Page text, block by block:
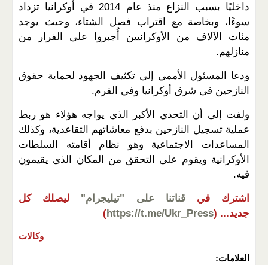
داخليًا بسبب النزاع منذ عام 2014 في أوكرانيا تزداد
سوءًا، وبخاصة مع اقتراب فصل الشتاء، وحيث يوجد
مئات الآلاف من الأوكرانيين أُجبروا على الفرار من
منازلهم.
ودعا المسئول الأممي إلى تكثيف الجهود لحماية حقوق
النازحين فى شرق أوكرانيا وفي القرم.
ولفت إلى أن التحدي الأكبر الذي يواجه هؤلاء هو ربط
عملية تسجيل النازحين بدفع معاشاتهم التقاعدية، وكذلك
المساعدات الاجتماعية وهو نظام أقامته السلطات
الأوكرانية ويقوم على التحقق من المكان الذى يقيمون
فيه.
اشترك في قناتنا على "تيليجرام"
ليصلك كل
جديد... (
https://t.me/Ukr_Press
)
وكالات
العلامات: